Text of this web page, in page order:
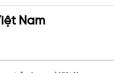
Nam